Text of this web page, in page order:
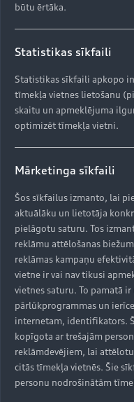
būtu ērtāka.
Statistikas sīkfaili
Statistikas sīkfaili apkopo
tīmekļa vietnes lietošanu
skaitu un apmeklējuma
optimizēt tīmekļa vietni.
Mārketinga sīkfaili
Šos sīkfailus izmanto, lai
aktuālāku un lietotāja
pielāgotu saturu. Tos
reklāmu attēlošanas
reklāmas kampaņu
vietne ir vai nav tikusi
vietnes saturu. To pamatā
pārlūkprogrammas un
internetam, identifikators.
kopīgota ar trešajām
reklāmdevējiem, lai
citās tīmekļa vietnēs. Šie
personu nodrošinātām